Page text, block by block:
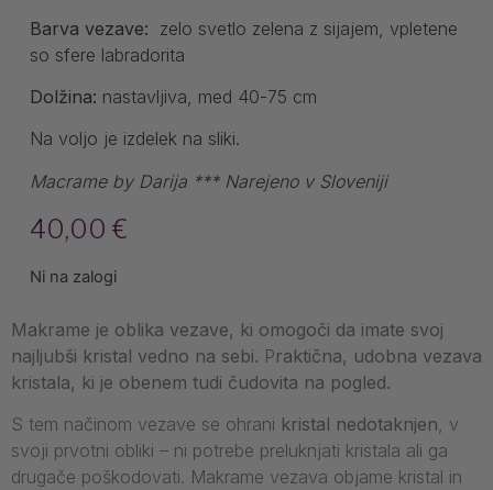
Barva vezave: zelo svetlo zelena z sijajem, vpletene
so sfere labradorita
Dolžina: nastavljiva, med 40-75 cm
Na voljo je izdelek na sliki.
Macrame by Darija *** Narejeno v Sloveniji
40,00 €
Ni na zalogi
Makrame je oblika vezave, ki omogoči da imate svoj
najljubši kristal vedno na sebi. Praktična, udobna vezava
kristala, ki je obenem tudi čudovita na pogled.
S tem načinom vezave se ohrani kristal nedotaknjen, v
svoji prvotni obliki – ni potrebe preluknjati kristala ali ga
drugače poškodovati. Makrame vezava objame kristal in